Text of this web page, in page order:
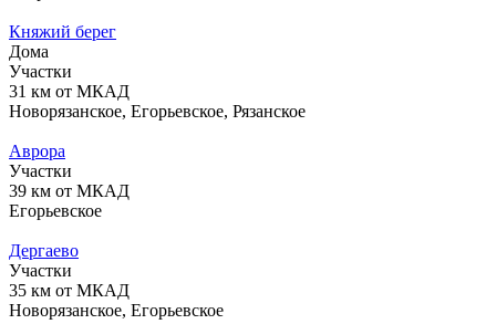
Княжий берег
Дома
Участки
31 км от МКАД
Новорязанское, Егорьевское, Рязанское
Аврора
Участки
39 км от МКАД
Егорьевское
Дергаево
Участки
35 км от МКАД
Новорязанское, Егорьевское